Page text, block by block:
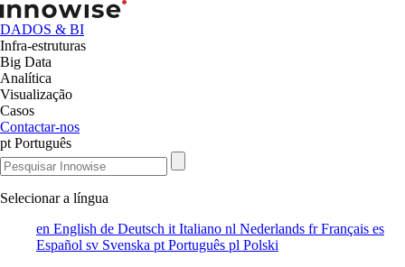
DADOS & BI
Infra-estruturas
Big Data
Analítica
Visualização
Casos
Contactar-nos
pt Português
Selecionar a língua
en English de Deutsch it Italiano nl Nederlands frFrançais es
Español sv Svenska pt Português pl Polski